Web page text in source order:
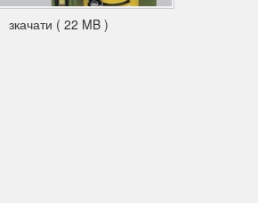
зкачати ( 22 MB )